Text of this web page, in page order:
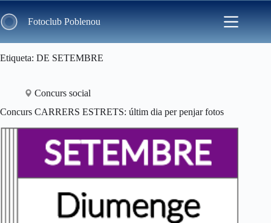
to
content Fotoclub Poblenou
Etiqueta DE SETEMBRE
Concurs social
Concurs CARRERS ESTRETS: últim dia per penjar fotos